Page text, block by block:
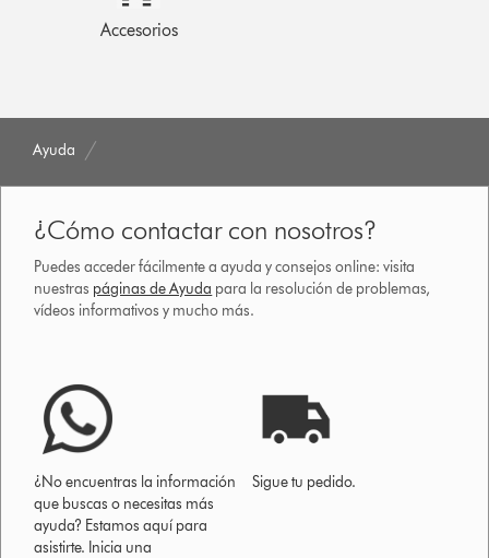
Accesorios
Ayuda
¿Cómo contactar con nosotros?
Puedes acceder fácilmente a ayuda y consejos online: visita
nuestras páginas de Ayuda para la resolución de problemas,
vídeos informativos y mucho más.
¿No encuentras la información
que buscas o necesitas más
ayuda? Estamos aquí para
asistirte. Inicia una
Sigue tu pedido.